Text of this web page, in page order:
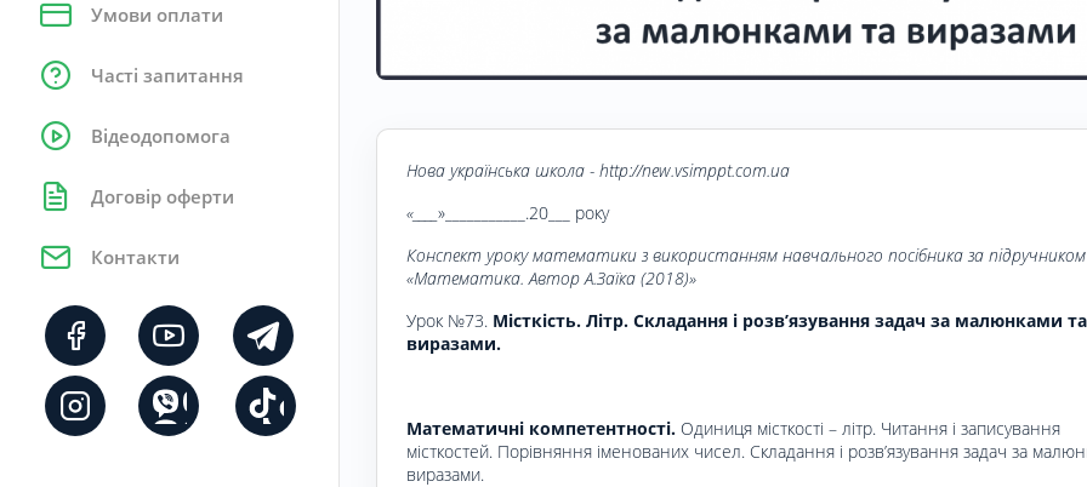
Умови оплати
Часті запитання
Відеодопомога
Договір оферти
Контакти
Нова українська школа - http://new.vsimppt.com.ua
«____ »___________.20___ року
Конспект уроку математики з використанням навчального посібника за підручником
«Математика. Автор А.Заїка (2018)»
Урок №73. Місткість. Літр. Складання і розв’язування задач за малюн­ками та
виразами.
Математичні компетентності. Одиниця місткості – літр. Читання і записування
місткостей. Порівняння іменованих чисел. Складання і розв’язування задач за
виразами.